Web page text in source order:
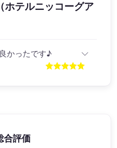
テルニッコーグア
かったです♪
合評価